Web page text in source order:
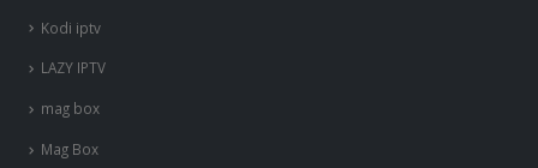
Kodi iptv
LAZY IPTV
mag box
Mag Box